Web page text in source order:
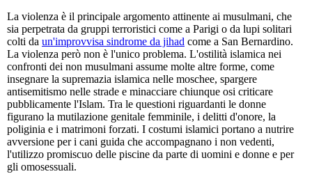
La violenza è il principale argomento attinente ai musulmani, che
sia perpetrata da gruppi terroristici come a Parigi o da lupi solitari
colti da un'improvvisa sindrome da jihad come a San Bernardino.
La violenza però non è l'unico problema. L'ostilità islamica nei
confronti dei non musulmani assume molte altre forme, come
insegnare la supremazia islamica nelle moschee, spargere
antisemitismo nelle strade e minacciare chiunque osi criticare
pubblicamente l'Islam. Tra le questioni riguardanti le donne
figurano la mutilazione genitale femminile, i delitti d'onore, la
poliginia e i matrimoni forzati. I costumi islamici portano a nutrire
avversione per i cani guida che accompagnano i non vedenti,
l'utilizzo promiscuo delle piscine da parte di uomini e donne e per
gli omosessuali.